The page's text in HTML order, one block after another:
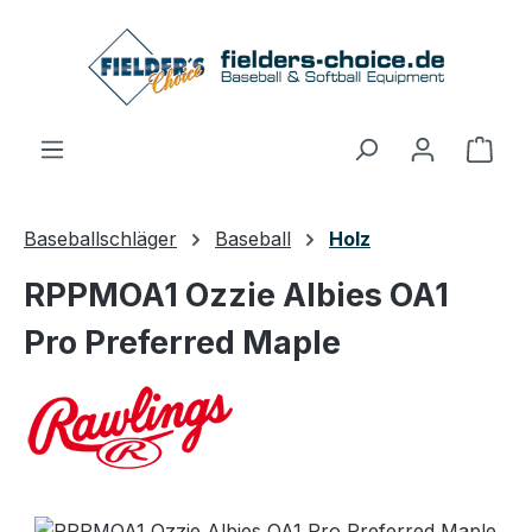
Zum Hauptinhalt springen
Baseballschläger Baseball Holz
RPPMOA1 Ozzie Albies OA1
Pro Preferred Maple